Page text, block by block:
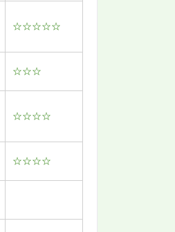
☆☆☆☆☆
☆☆☆
☆☆☆☆
☆☆☆☆